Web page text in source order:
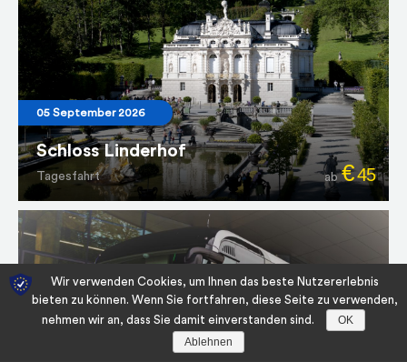
05 September 2026
Schloss Linderhof
Tagesfahrt ab€45
Wir verwenden Cookies, um Ihnen das beste Nutzererlebnis
bieten zu können. Wenn Sie fortfahren, diese Seite zu verwenden,
nehmen wir an, dass Sie damit einverstanden sind.
OK
Ablehnen